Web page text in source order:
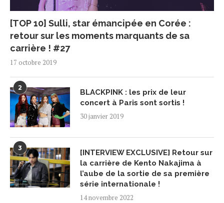
[TOP 10] Sulli, star émancipée en Corée :
retour sur les moments marquants de sa
carrière ! #27
17 octobre 2019
2
BLACKPINK : les prix de leur
concert à Paris sont sortis !
30 janvier 2019
3
[INTERVIEW EXCLUSIVE] Retour sur
la carrière de Kento Nakajima à
l’aube de la sortie de sa première
série internationale !
14 novembre 2022